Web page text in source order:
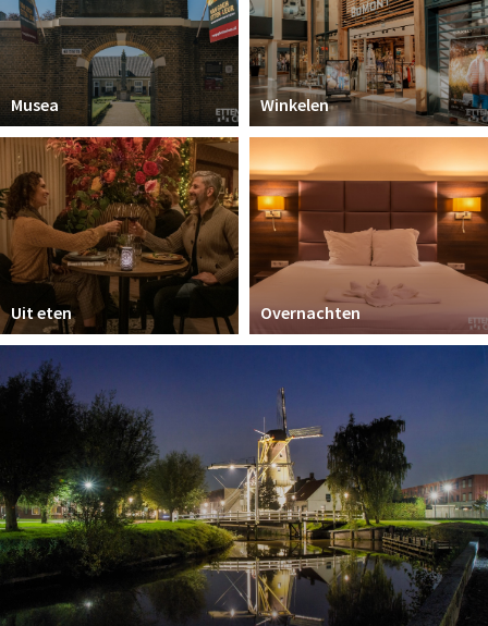
Musea Winkelen
Uit eten Overnachten